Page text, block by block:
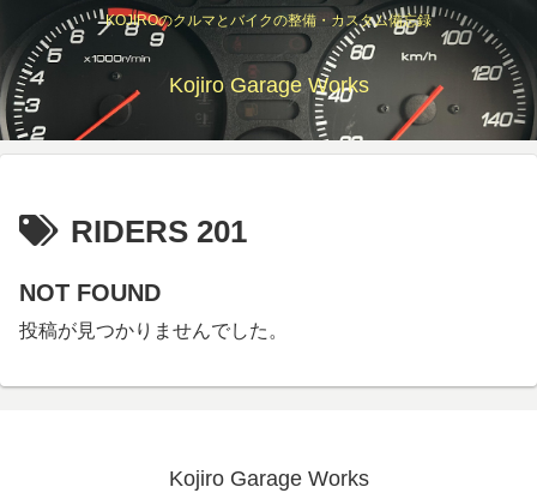
KOJIROのクルマとバイクの整備・カスタム備忘録
Kojiro Garage Works
RIDERS 201
NOT FOUND
投稿が見つかりませんでした。
Kojiro Garage Works